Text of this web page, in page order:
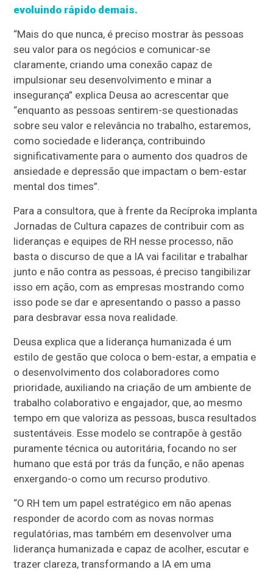
evoluindo rápido demais.
“Mais do que nunca, é preciso mostrar às pessoas
seu valor para os negócios e comunicar-se
claramente, criando uma conexão capaz de
impulsionar seu desenvolvimento e minar a
insegurança” explica Deusa ao acrescentar que
“enquanto as pessoas sentirem-se questionadas
sobre seu valor e relevância no trabalho, estaremos,
como sociedade e liderança, contribuindo
significativamente para o aumento dos quadros de
ansiedade e depressão que impactam o bem-estar
mental dos times”.
Para a consultora, que à frente da Recíproka implanta
Jornadas de Cultura capazes de contribuir com as
lideranças e equipes de RH nesse processo, não
basta o discurso de que a IA vai facilitar e trabalhar
junto e não contra as pessoas, é preciso tangibilizar
isso em ação, com as empresas mostrando como
isso pode se dar e apresentando o passo a passo
para desbravar essa nova realidade.
Deusa explica que a liderança humanizada é um
estilo de gestão que coloca o bem-estar, a empatia e
o desenvolvimento dos colaboradores como
prioridade, auxiliando na criação de um ambiente de
trabalho colaborativo e engajador, que, ao mesmo
tempo em que valoriza as pessoas, busca resultados
sustentáveis. Esse modelo se contrapõe à gestão
puramente técnica ou autoritária, focando no ser
humano que está por trás da função, e não apenas
enxergando-o como um recurso produtivo.
“O RH tem um papel estratégico em não apenas
responder de acordo com as novas normas
regulatórias, mas também em desenvolver uma
liderança humanizada e capaz de acolher, escutar e
trazer clareza, transformando a IA em uma